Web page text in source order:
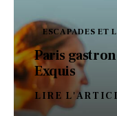
ESCAPADES ET
Paris
Exquis
LIRE